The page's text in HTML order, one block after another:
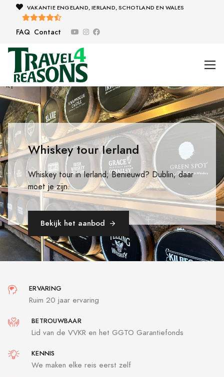
VAKANTIE ENGELAND, IERLAND, SCHOTLAND EN WALES
FAQ Contact
Whiskey tour Ierland
Whiskey tour in Ierland; Benieuwd? Dublin; daar
moet je zijn.
Bekijk het aanbod
ERVARING
Ruim 20 jaar ervaring
BETROUWBAAR
Lid van de VVKR en het GGTO Garantiefonds
KENNIS
We maken elke reis eerst zelf